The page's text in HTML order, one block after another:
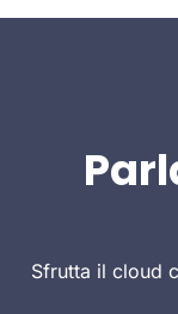
Sfrutta il cloud